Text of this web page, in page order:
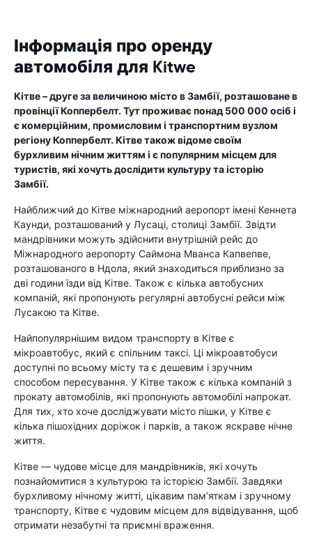
Інформація про оренду
автомобіля для Kitwe
Кітве – друге за величиною місто в Замбії, розташоване в
провінції Коппербелт. Тут проживає понад 500 000 осіб і
є комерційним, промисловим і транспортним вузлом
регіону Коппербелт. Кітве також відоме своїм
бурхливим нічним життям і є популярним місцем для
туристів, які хочуть дослідити культуру та історію
Замбії.
Найближчий до Кітве міжнародний аеропорт імені Кеннета
Каунди, розташований у Лусаці, столиці Замбії. Звідти
мандрівники можуть здійснити внутрішній рейс до
Міжнародного аеропорту Саймона Мванса Капвепве,
розташованого в Ндола, який знаходиться приблизно за
дві години їзди від Кітве. Також є кілька автобусних
компаній, які пропонують регулярні автобусні рейси між
Лусакою та Кітве.
Найпопулярнішим видом транспорту в Кітве є
мікроавтобус, який є спільним таксі. Ці мікроавтобуси
доступні по всьому місту та є дешевим і зручним
способом пересування. У Кітве також є кілька компаній з
прокату автомобілів, які пропонують автомобілі напрокат.
Для тих, хто хоче досліджувати місто пішки, у Кітве є
кілька пішохідних доріжок і парків, а також яскраве нічне
життя.
Кітве — чудове місце для мандрівників, які хочуть
познайомитися з культурою та історією Замбії. Завдяки
бурхливому нічному житті, цікавим пам’яткам і зручному
транспорту, Кітве є чудовим місцем для відвідування, щоб
отримати незабутні та приємні враження.